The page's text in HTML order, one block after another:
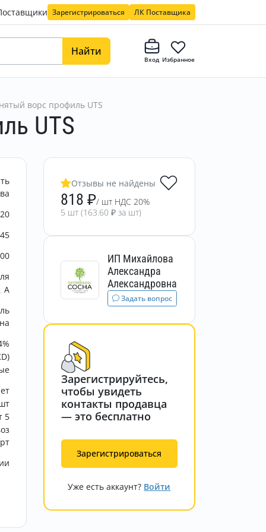
Зарегистрироваться ЛК Поставщика
Найти
Вход Избранное
ворс профиль UTS
UTS
20
A
5
Отзывы не найдены
818 ₽/ шт НДС 20%
5 шт (163.60 ₽ за шт)
ИП Михайлова
Александра
Александровна
Задать вопрос
Зарегистрируйтесь,
чтобы увидеть
контакты продавца
— это бесплатно
Зарегистрироваться
Уже есть аккаунт? Войти